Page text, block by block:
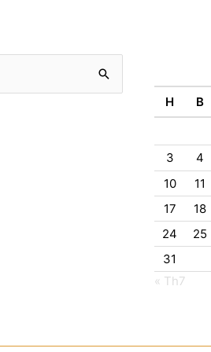
H B
3
4
10
11
17
18
24
25
31
« Th7